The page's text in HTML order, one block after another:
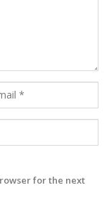
for the next